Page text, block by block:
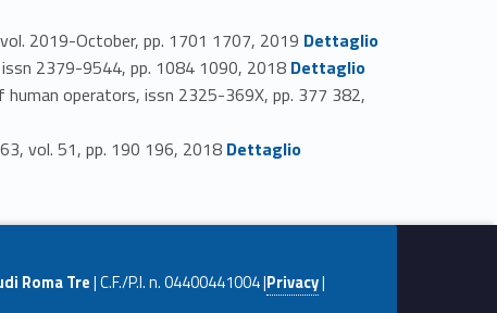
2019-October, pp. 1701 1707, 2019 Link identifier #identifier_person_36492-48
Dettaglio
issn 2379-9544, pp. 1084 1090, 2018 Link identifier #identifier_person_28497-49
Dettaglio
operators, issn 2325-369X, pp. 377 382,
vol. 51, pp. 190 196, 2018 Link identifier #identifier_person_79017-51
Dettaglio
Roma Tre| C.F./P.I. n. 04400441004 |Privacy|